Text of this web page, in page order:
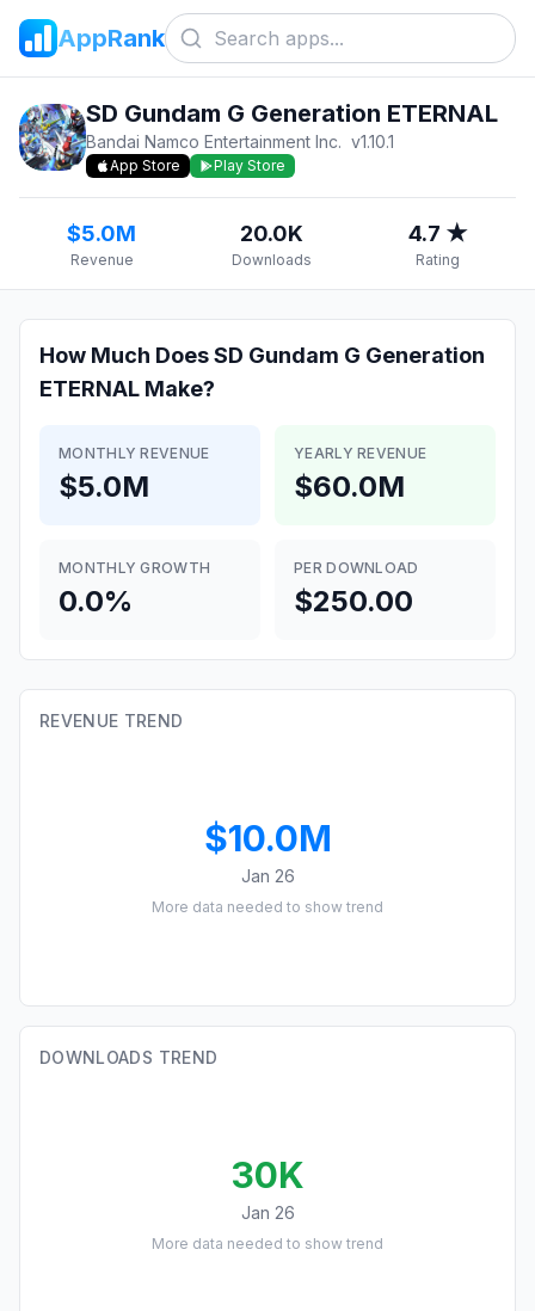
AppRank
SD Gundam G Generation ETERNAL
Bandai Namco Entertainment Inc. v1.10.1
App Store Play Store
$5.0M
Revenue
20.0K
Downloads
4.7 ★
Rating
How Much DoesSD Gundam G Generation
ETERNAL Make?
MONTHLY REVENUE
$5.0M
YEARLY REVENUE
$60.0M
MONTHLY GROWTH
0.0%
PER DOWNLOAD
$250.00
REVENUE TREND
$10.0M
Jan 26
More data needed to show trend
DOWNLOADS TREND
30K
Jan 26
More data needed to show trend